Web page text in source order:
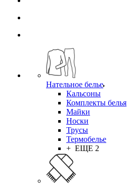
Нательное белье
Кальсоны
Комплекты белья
Майки
Носки
Трусы
Термобелье
+ ЕЩЕ 2